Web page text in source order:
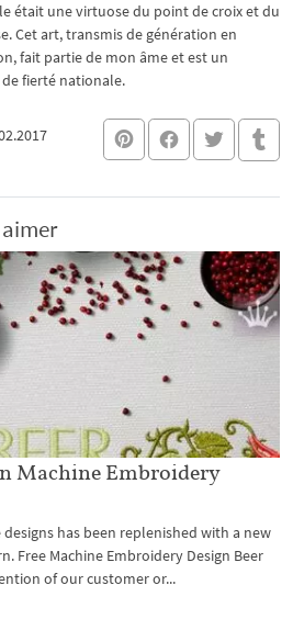
était une virtuose du point de croix et du
Cet art, transmis de génération en
fait partie de mon âme et est un
fierté nationale.
Machine Embroidery
has been replenished with a new
Free Machine Embroidery Design Beer
of our customer or...